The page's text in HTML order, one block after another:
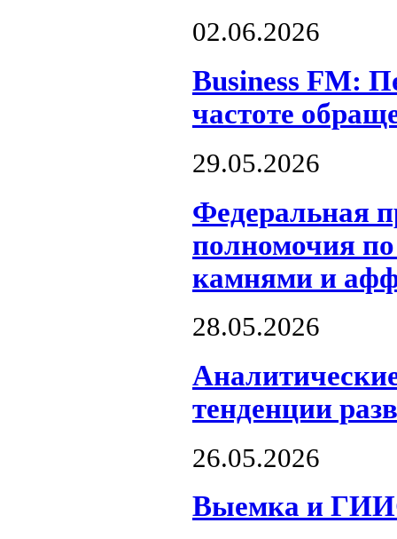
02.06.2026
Business FM:
частоте
29.05.2026
Федеральная
полномочия
камнями и
28.05.2026
тенденции
26.05.2026
Выемка и